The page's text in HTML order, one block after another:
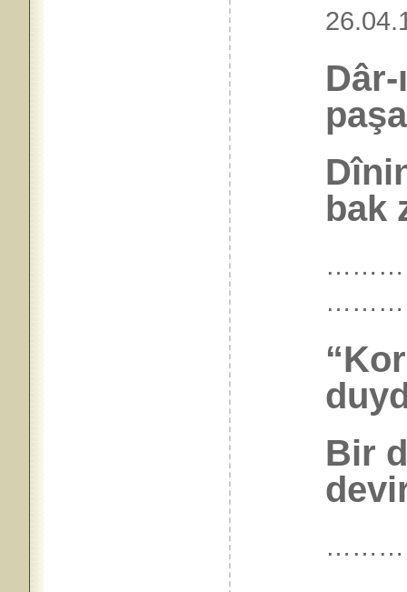
bak
Bir